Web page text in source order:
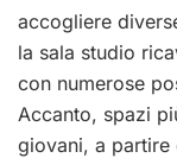
accogliere
la sala studio
con numerose
Accanto, spazi
giovani, a partire